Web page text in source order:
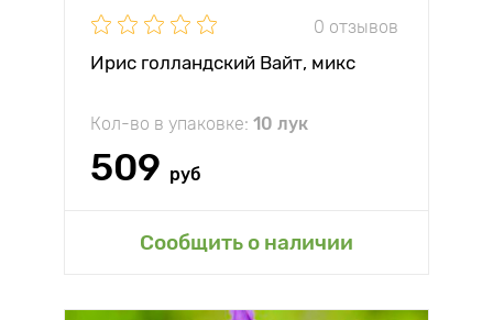
0 отзывов
Ирис голландский Вайт, микс
Кол-во в упаковке: 10 лук
509 руб
Сообщить о наличии